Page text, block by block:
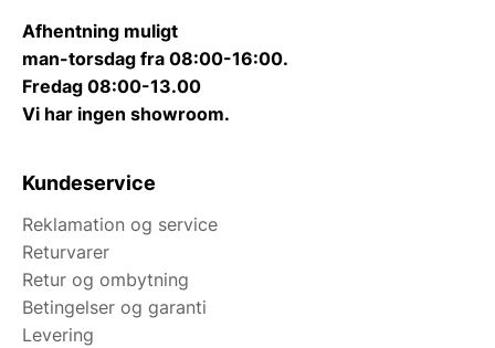
Afhentning muligt
man-torsdag fra 08:00-16:00.
Fredag 08:00-13.00
Vi har ingen showroom.
Kundeservice
Reklamation og service
Returvarer
Retur og ombytning
Betingelser og garanti
Levering